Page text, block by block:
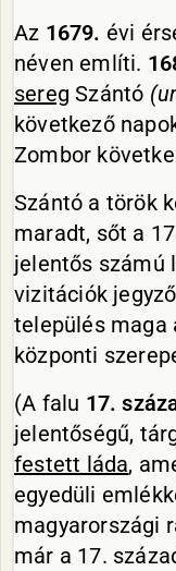
Az 1679. évi
néven említi.
sereg Szántó
következő
Zombor
Szántó a török
maradt, sőt a
jelentős számú
vizitációk
település maga
központi
(A falu 17.
jelentőségű,
festett láda,
egyedüli
magyarországi
már a 17.